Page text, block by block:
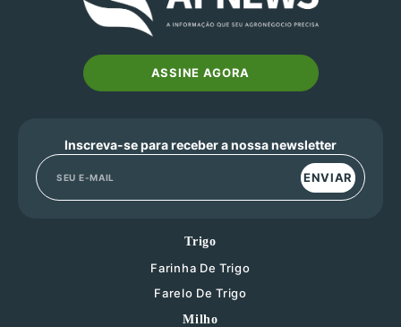
ASSINE AGORA
Inscreva-se para receber a nossa newsletter
ENVIAR
Trigo
Farinha De Trigo
Farelo De Trigo
Milho